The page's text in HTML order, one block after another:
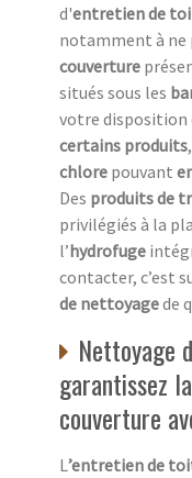
d'entretien de
notamment à ne
couverture
situés sous les
votre disposition
certains produits
chlore pouvant
Des produits de
privilégiés à la
l’hydrofuge
contacter, c’est
de nettoyagede
Nettoyage
garantissez
couverture
L ’entretien de